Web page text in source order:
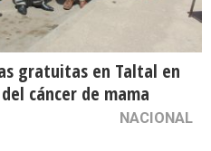
gratuitas en Taltal en
cáncer de mama
NACIONAL